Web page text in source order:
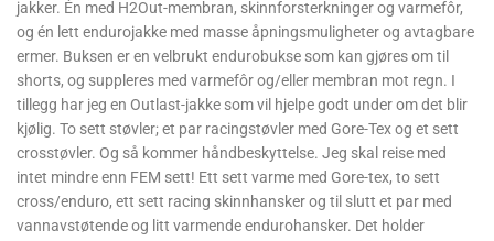
og hardplastbeskyttere for knær og legger. Og vi fortsetter med to
jakker. Én med H2Out-membran, skinnforsterkninger og varmefôr,
og én lett endurojakke med masse åpningsmuligheter og avtagbare
ermer. Buksen er en velbrukt endurobukse som kan gjøres om til
shorts, og suppleres med varmefôr og/eller membran mot regn. I
tillegg har jeg en Outlast-jakke som vil hjelpe godt under om det blir
kjølig. To sett støvler; et par racingstøvler med Gore-Tex og et sett
crosstøvler. Og så kommer håndbeskyttelse. Jeg skal reise med
intet mindre enn FEM sett! Ett sett varme med Gore-tex, to sett
cross/enduro, ett sett racing skinnhansker og til slutt et par med